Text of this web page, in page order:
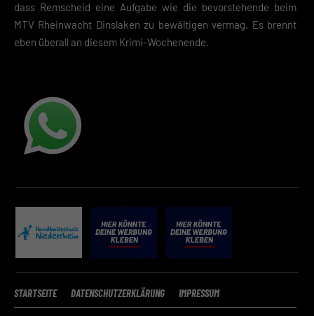
dass Remscheid eine Aufgabe wie die bevorstehende beim
MTV Rheinwacht Dinslaken zu bewältigen vermag. Es brennt
eben überall an diesem Krimi-Wochenende.
STARTSEITE DATENSCHUTZERKLÄRUNG IMPRESSUM